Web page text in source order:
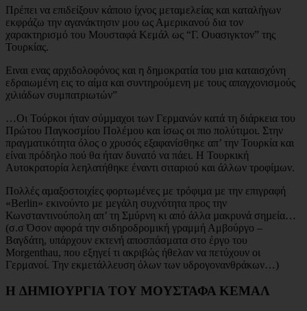
Πρέπει να επιδείξουν κάποιο ίχνος μεταμελείας και καταλήγων
εκφράζω την αγανάκτησιν μου ως Αμερικανού δια τον
χαρακτηρισμό του Μουσταφά Κεμάλ ως “Γ. Ουασιγκτον” της
Τουρκίας.
Ειναι ενας αρχιδολοφόνος και η δημοκρατία του μια καταισχύνη
εδραιωμένη εις το αίμα και συντηρούμενη με τους απαγχονισμούς
χιλιάδων συμπατριωτών”
…Οι Τούρκοι ήταν σύµµαχοι των Γερµανών κατά τη διάρκεια του
Πρώτου Παγκοσµίου Πολέµου και ίσως οι πιο πολύτιµοι. Στην
πραγµατικότητα όλος ο χρυσός εξαφανίσθηκε απ’ την Τουρκία και
είναι πρόδηλο πού θα ήταν δυνατό να πάει. Η Τουρκική
Αυτοκρατορία λεηλατήθηκε έναντι σιταριού και άλλων τροφίµων.
Πολλές αµαξοστοιχίες φορτωµένες µε τρόφιµα µε την επιγραφή
«Berlin» εκινούντο µε µεγάλη συχνότητα προς την
Κωνσταντινούπολη απ’ τη Σµύρνη κι από άλλα µακρυνά σηµεία…
(σ.σ Όσον αφορά την σιδηροδρομική γραμμή Αμβούργο –
Βαγδάτη, υπάρχουν εκτενή αποσπάσματα στο έργο του
Morgenthau, που εξηγεί τι ακριβώς ήθελαν να πετύχουν οι
Γερμανοί. Την εκμετάλλευση όλων των υδρογονανθράκων…)
Η ∆ΗΜΙΟΥΡΓΙΑ ΤΟΥ ΜΟΥΣΤΑΦΑ ΚΕΜΑΛ